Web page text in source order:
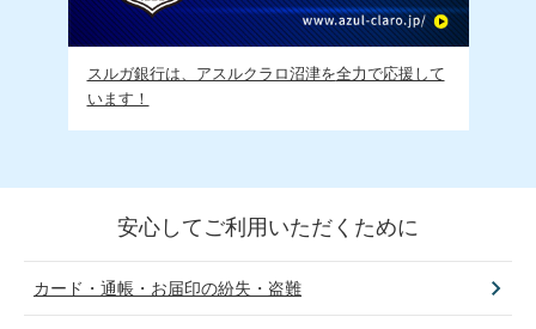
スルガ銀行は、アスルクラロ沼津を全力で応援して
います！
安心してご利用いただくために
カード・通帳・お届印の紛失・盗難